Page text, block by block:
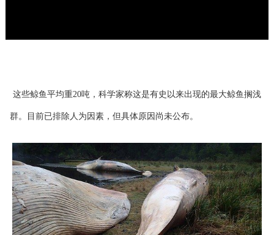
这些鲸鱼平均重20吨，科学家称这是有史以来出现的最大鲸鱼搁浅
群。目前已排除人为因素，但具体原因尚未公布。